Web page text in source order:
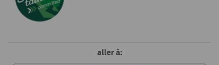
aller à: